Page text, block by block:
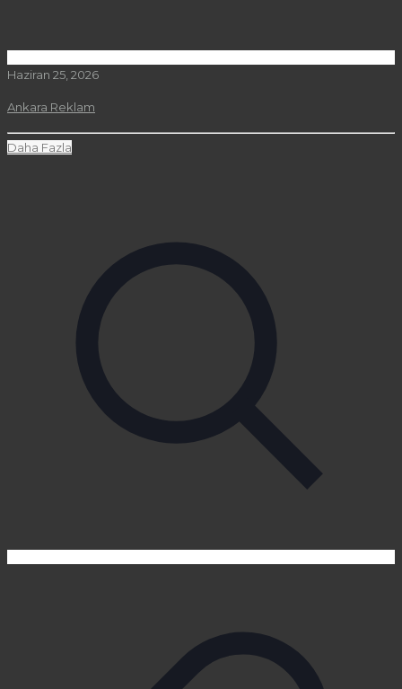
Haziran 25, 2026
Ankara Reklam
Daha Fazla